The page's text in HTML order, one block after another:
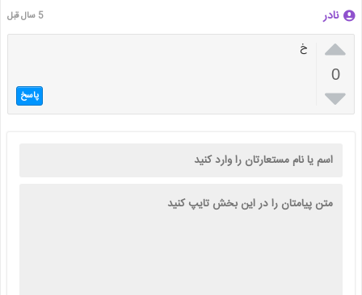
نادر 5 سال قبل

0

خ
پاسخ